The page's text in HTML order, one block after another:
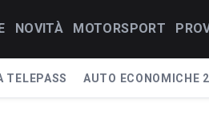
NOVITÀ MOTORSPORT
TELEPASS AUTO ECONOMICHE